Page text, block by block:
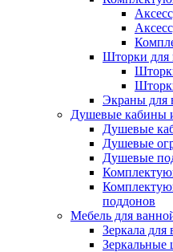
Шторки для
Экраны для
Душевые кабины
Душевые
Душевые
Душевые
поддонов
Мебель для
Зеркала